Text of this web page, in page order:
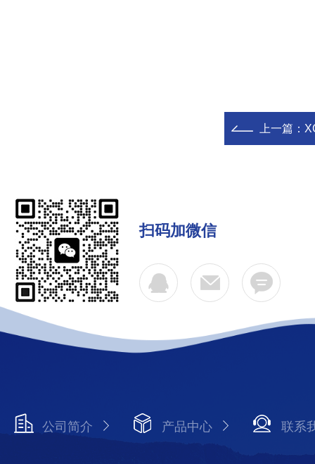
上一篇：
扫码加微信
公司简介 产品中心 联系